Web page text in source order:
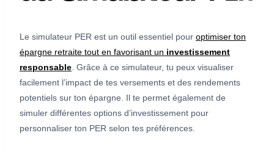
Le simulateur PER est un outil essentiel pour optimiser ton
épargne retraite tout en favorisant un investissement
responsable . Grâce à ce simulateur, tu peux visualiser
facilement l’impact de tes versements et des rendements
potentiels sur ton épargne. Il te permet également de
simuler différentes options d’investissement pour
personnaliser ton PER selon tes préférences.